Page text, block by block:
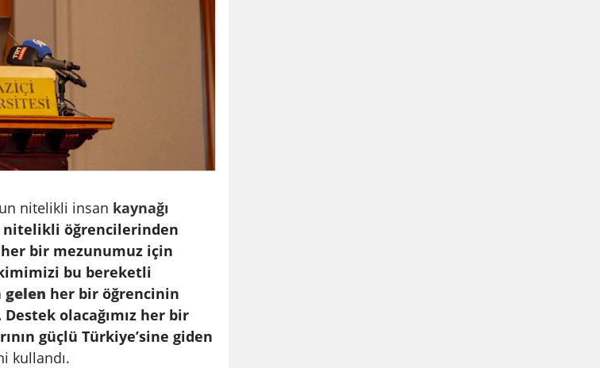
nitelikli insan kaynağı
nitelikli öğrencilerinden
bir mezunumuz için
bu bereketli
gelen her bir öğrencinin
olacağımız her bir
güçlü Türkiye’sine giden
kullandı.